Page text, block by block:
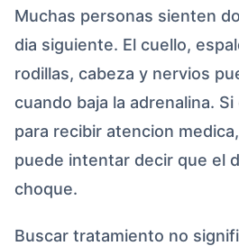
Muchas personas sienten
dia siguiente. El cuello,
rodillas, cabeza y nervios
cuando baja la adrenalina.
para recibir atencion
puede intentar decir que el
choque.
Buscar tratamiento no